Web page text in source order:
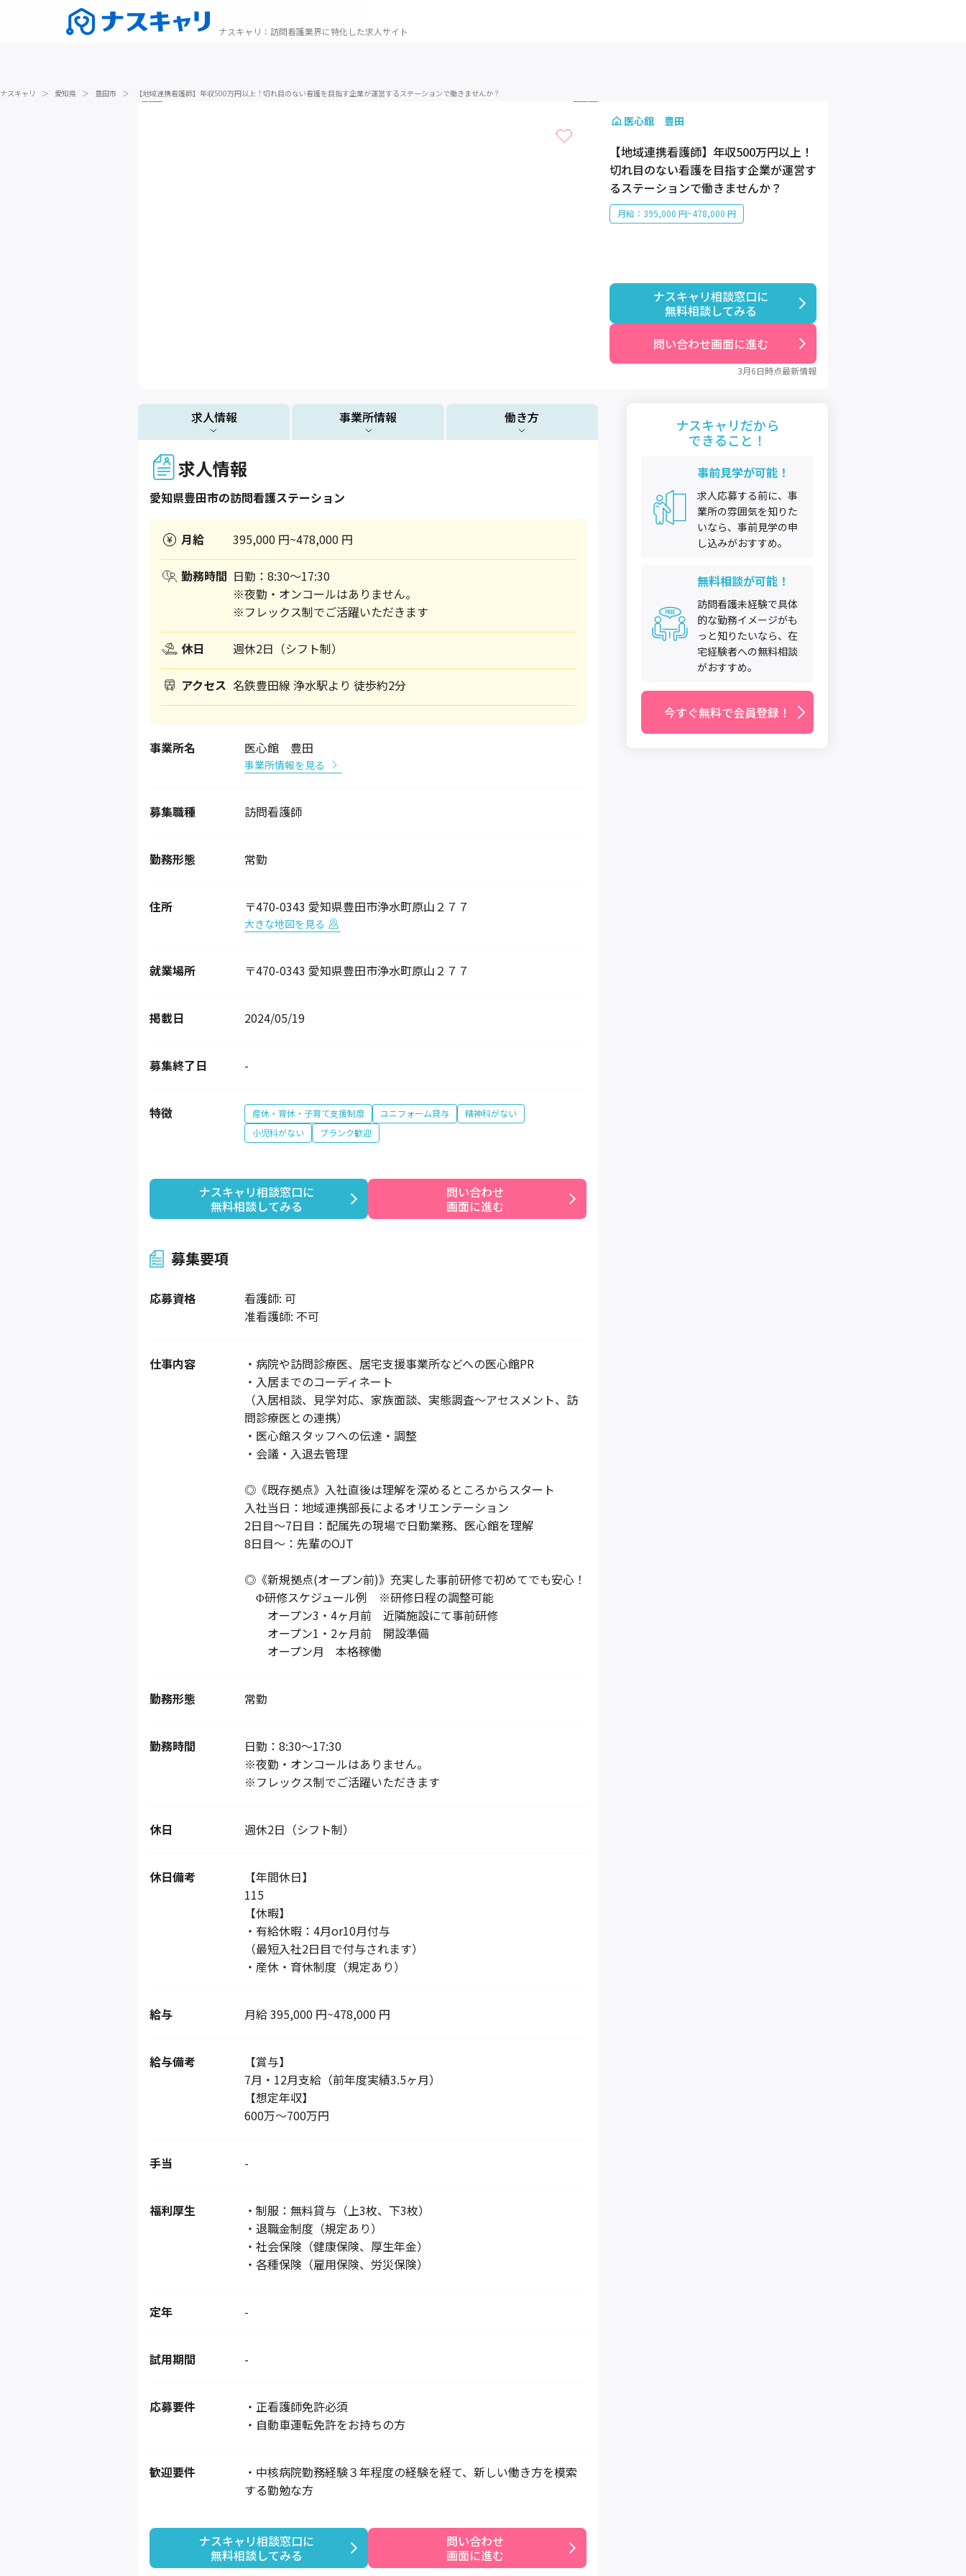
ナスキャリ ： 訪問看護業界に特化した求人サイト
ナスキャリ ＞ 愛知県 ＞ 豊田市 ＞ 【地域連携看護師】年収500万円以上！切れ目のない看護を目指す企業が運営するステーションで働きませんか？
医心館 豊田
【地域連携看護師】年収500万円以上！
切れ目のない看護を目指す企業が運営す
るステーションで働きませんか？
月給：395,000 円~478,000 円
ナスキャリ相談窓口に
無料相談してみる
問い合わせ画面に進む
3月6日時点最新情報
求人情報 事業所情報 働き方
求人情報
愛知県豊田市の訪問看護ステーション
月給 395,000 円~478,000 円
勤務時間 日勤：8:30～17:30
※夜勤・オンコールはありません。
※フレックス制でご活躍いただきます
休日 週休2日（シフト制）
アクセス 名鉄豊田線 浄水駅より 徒歩約2分
事業所名 医心館 豊田
事業所情報を見る
募集職種 訪問看護師
勤務形態 常勤
住所 〒470-0343 愛知県豊田市浄水町原山２７７
大きな地図を見る
就業場所 〒470-0343 愛知県豊田市浄水町原山２７７
掲載日 2024/05/19
募集終了日 -
特徴 産休・育休・子育て支援制度 ユニフォーム貸与
精神科がない
小児科がない
ブランク歓迎
ナスキャリ相談窓口に
無料相談してみる
問い合わせ
画面に進む
募集要項
応募資格
看護師: 可
准看護師: 不可
仕事内容
・病院や訪問診療医、居宅支援事業所などへの医心館PR
・入居までのコーディネート
（入居相談、見学対応、家族面談、実態調査～アセスメント、訪
問診療医との連携）
・医心館スタッフへの伝達・調整
・会議・入退去管理
◎《既存拠点》入社直後は理解を深めるところからスタート
入社当日：地域連携部⾧によるオリエンテーション
2日目～7日目：配属先の現場で日勤業務、医心館を理解
8日目～：先輩のOJT
◎《新規拠点(オープン前)》充実した事前研修で初めてでも安心！
Φ研修スケジュール例 ※研修日程の調整可能
オープン3・4ヶ月前 近隣施設にて事前研修
オープン1・2ヶ月前 開設準備
オープン月 本格稼働
勤務形態 常勤
勤務時間
日勤：8:30～17:30
※夜勤・オンコールはありません。
※フレックス制でご活躍いただきます
休日 週休2日（シフト制）
休日備考
【年間休日】
115
【休暇】
・有給休暇：4月or10月付与
（最短入社2日目で付与されます）
・産休・育休制度（規定あり）
給与 月給 395,000 円~478,000 円
給与備考
【賞与】
7月・12月支給（前年度実績3.5ヶ月）
【想定年収】
600万～700万円
手当 -
福利厚生
・制服：無料貸与（上3枚、下3枚）
・退職金制度（規定あり）
・社会保険（健康保険、厚生年金）
・各種保険（雇用保険、労災保険）
定年 -
試用期間 -
応募要件
・正看護師免許必須
・自動車運転免許をお持ちの方
歓迎要件
・中核病院勤務経験３年程度の経験を経て、新しい働き方を模索
する勤勉な方
ナスキャリ相談窓口に
無料相談してみる
問い合わせ
画面に進む
ナスキャリだから
できること！
事前見学が可能！
求人応募する前に、事
業所の雰囲気を知りた
いなら、事前見学の申
し込みがおすすめ。
無料相談が可能！
訪問看護未経験で具体
的な勤務イメージがも
っと知りたいなら、在
宅経験者への無料相談
がおすすめ。
今すぐ無料で会員登録！